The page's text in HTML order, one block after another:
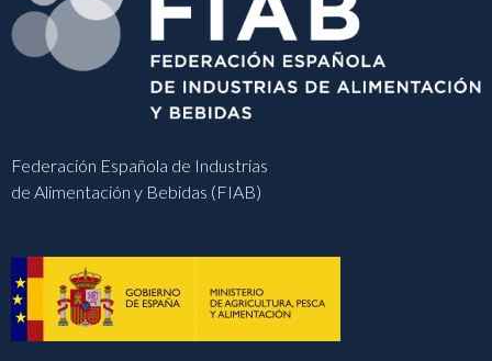
Federación Española de Industrias
de Alimentación y Bebidas (FIAB)